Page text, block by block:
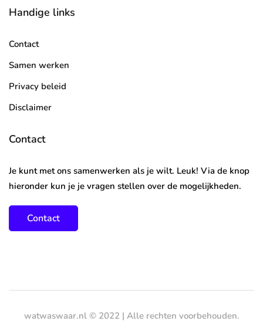
Handige links
Contact
Samen werken
Privacy beleid
Disclaimer
Contact
Je kunt met ons samenwerken als je wilt. Leuk! Via de knop
hieronder kun je je vragen stellen over de mogelijkheden.
Contact
watwaswaar.nl © 2022 | Alle rechten voorbehouden.